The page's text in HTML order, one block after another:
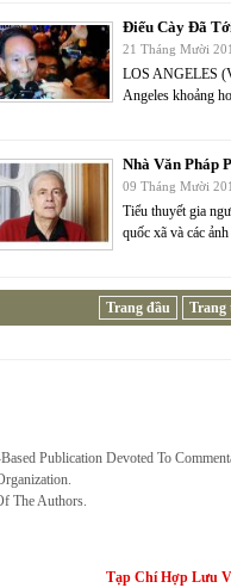
Điếu Cày Đã
21 Tháng Mười
LOS ANGELES
Angeles khoảng
Nhà Văn Pháp
09 Tháng Mười
Tiểu thuyết gia
quốc xã và các
Trang đầu Trang
Publication Devoted To
The Authors.
Tạp Chí Hợp Lưu